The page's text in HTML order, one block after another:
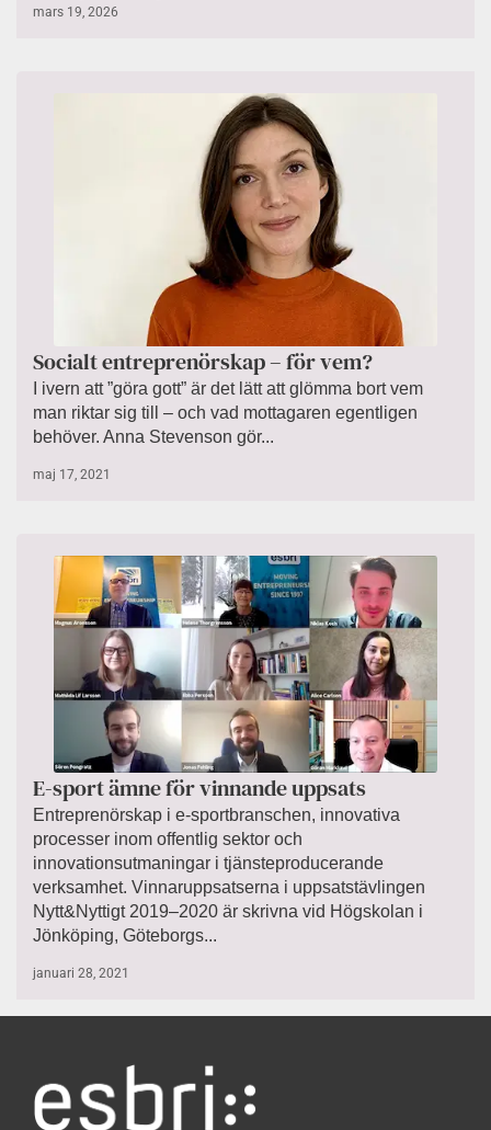
mars 19, 2026
Socialt entreprenörskap – för vem?
I ivern att ”göra gott” är det lätt att glömma bort vem
man riktar sig till – och vad mottagaren egentligen
behöver. Anna Stevenson gör...
maj 17, 2021
E-sport ämne för vinnande uppsats
Entreprenörskap i e-sportbranschen, innovativa
processer inom offentlig sektor och
innovationsutmaningar i tjänsteproducerande
verksamhet. Vinnaruppsatserna i uppsatstävlingen
Nytt&Nyttigt 2019–2020 är skrivna vid Högskolan i
Jönköping, Göteborgs...
januari 28, 2021